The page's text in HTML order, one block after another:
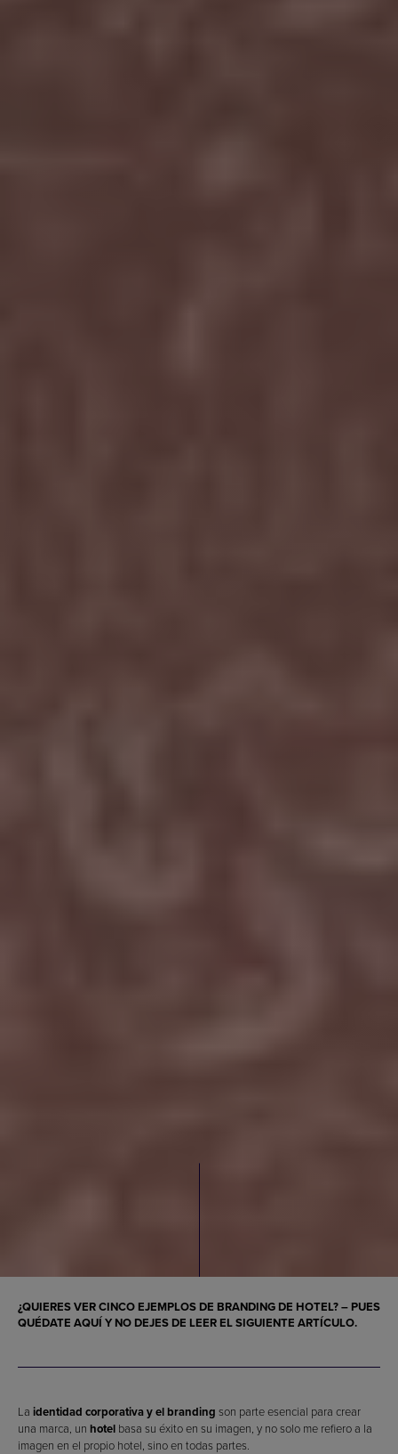
¿QUIERES VER CINCO EJEMPLOS DE BRANDING DE HOTEL? – PUES
QUÉDATE AQUÍ Y NO DEJES DE LEER EL SIGUIENTE ARTÍCULO.
La identidad corporativa y el branding son parte esencial para crear
una marca, un hotel basa su éxito en su imagen, y no solo me refiero a la
imagen en el propio hotel, sino en todas partes.